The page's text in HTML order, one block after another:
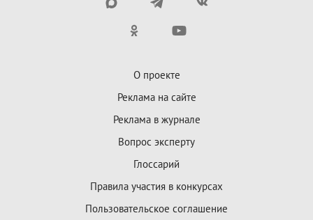
О проекте
Реклама на сайте
Реклама в журнале
Вопрос эксперту
Глоссарий
Правила участия в конкурсах
Пользовательское соглашение